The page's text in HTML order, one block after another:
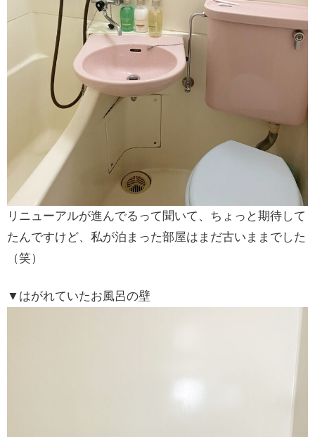
リニューアルが進んでるって聞いて、ちょっと期待して
たんですけど、私が泊まった部屋はまだ古いままでした
（笑）
▼はがれていたお風呂の壁